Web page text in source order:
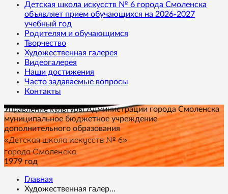
Детская школа искусств № 6 города Смоленска
объявляет прием обучающихся на 2026-2027
учебный год
Родителям и обучающимся
Творчество
Художественная галерея
Видеогалерея
Наши достижения
Часто задаваемые вопросы
Контакты
Управление культуры Администрации города Смоленска
муниципальное бюджетное учреждение
дополнительного образования
«Детская школа искусств № 6»
города Смоленска
1979 год
Главная
Художественная галер...